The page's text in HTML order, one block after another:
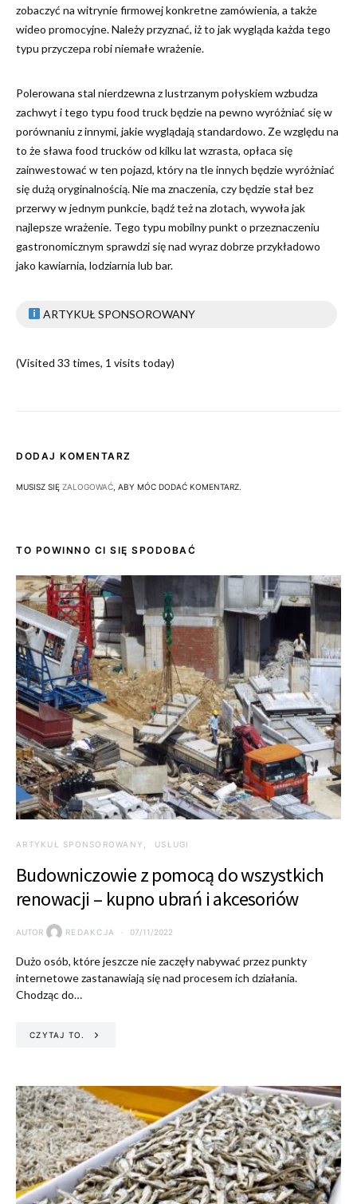
zobaczyć na witrynie firmowej konkretne zamówienia, a także
wideo promocyjne. Należy przyznać, iż to jak wygląda każda tego
typu przyczepa robi niemałe wrażenie.
Polerowana stal nierdzewna z lustrzanym połyskiem wzbudza
zachwyt i tego typu food truck będzie na pewno wyróżniać się w
porównaniu z innymi, jakie wyglądają standardowo. Ze względu na
to że sława food trucków od kilku lat wzrasta, opłaca się
zainwestować w ten pojazd, który na tle innych będzie wyróżniać
się dużą oryginalnością. Nie ma znaczenia, czy będzie stał bez
przerwy w jednym punkcie, bądź też na zlotach, wywoła jak
najlepsze wrażenie. Tego typu mobilny punkt o przeznaczeniu
gastronomicznym sprawdzi się nad wyraz dobrze przykładowo
jako kawiarnia, lodziarnia lub bar.
ARTYKUŁ SPONSOROWANY
(Visited 33 times, 1 visits today)
DODAJ KOMENTARZ
MUSISZ SIĘ ZALOGOWAĆ , ABY MÓC DODAĆ KOMENTARZ.
TO POWINNO CI SIĘ SPODOBAĆ
ARTYKUŁ SPONSOROWANY USŁUGI
Budowniczowie z pomocą do wszystkich
renowacji – kupno ubrań i akcesoriów
AUTOR REDAKCJA 07/11/2022
Dużo osób, które jeszcze nie zaczęły nabywać przez punkty
internetowe zastanawiają się nad procesem ich działania.
Chodząc do…
CZYTAJ TO.